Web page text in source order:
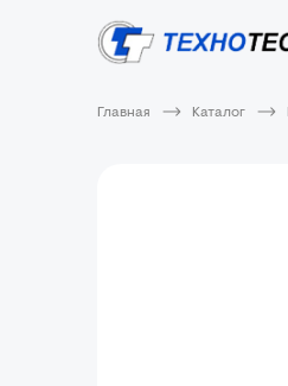
Главная Каталог